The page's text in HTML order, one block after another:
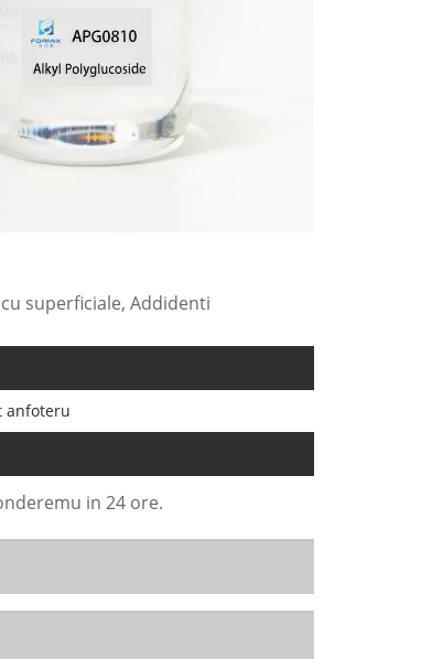
superficiale, Addidenti
anfoteru
in 24 ore.